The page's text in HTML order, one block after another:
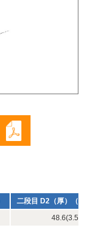
二段目 D2（厚）（
48.6(3.5) x